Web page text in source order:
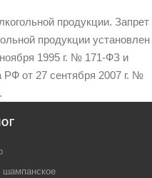
продукции. Запрет
продукции установлен
1995 г. № 171-ФЗ и
РФ от 27 сентября 2007 г. №
шампанское